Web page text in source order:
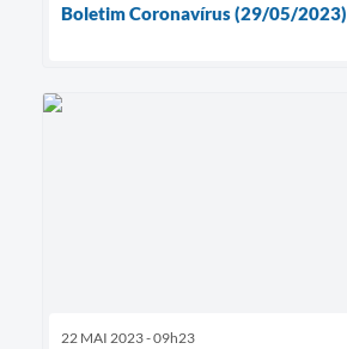
Boletim Coronavírus (29/05/2023)
22 MAI 2023 - 09h23